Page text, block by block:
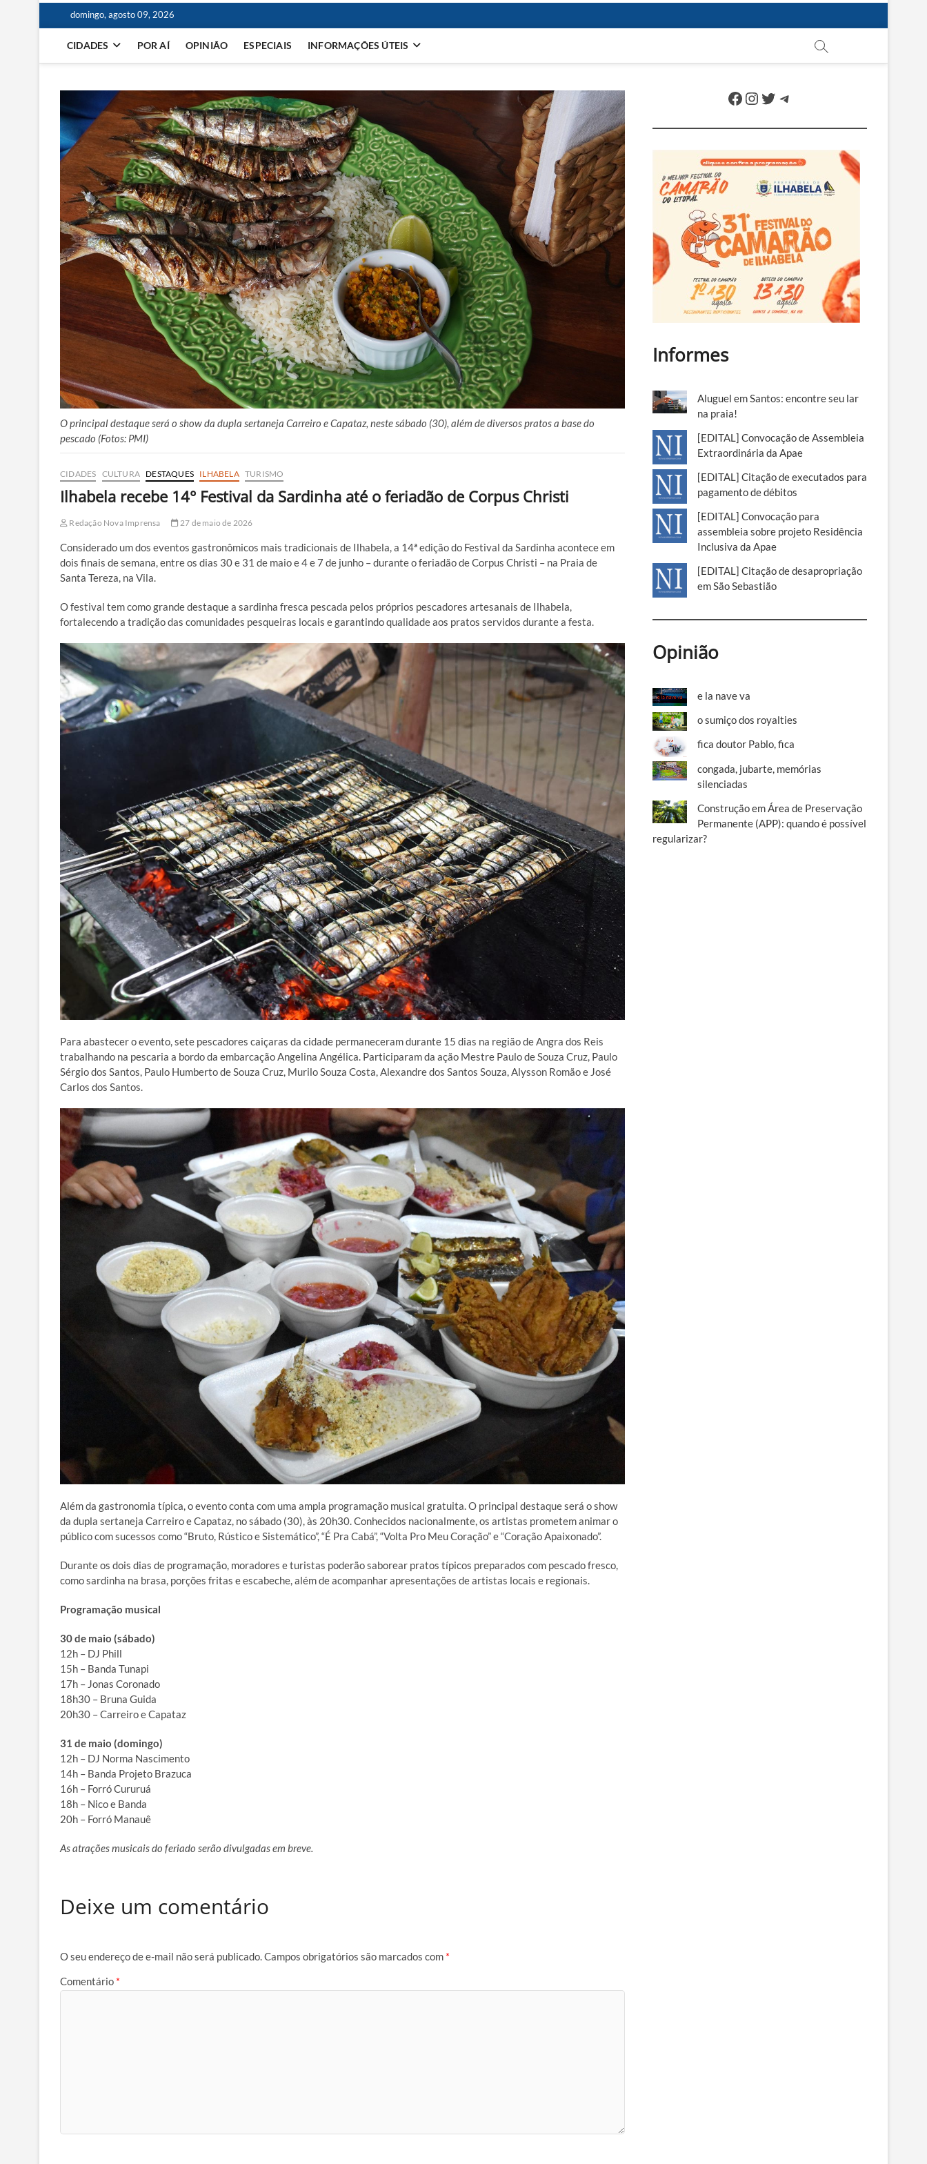
domingo, agosto 09, 2026
CIDADES POR AÍ OPINIÃO ESPECIAIS INFORMAÇÕES ÚTEIS
O principal destaque será o show da dupla sertaneja Carreiro e Capataz, neste sábado (30), além de diversos pratos a base do
pescado (Fotos: PMI)
CIDADES CULTURA DESTAQUES ILHABELA TURISMO
Ilhabela recebe 14° Festival da Sardinha até o feriadão de Corpus Christi
Redação Nova Imprensa 27 de maio de 2026
Considerado um dos eventos gastronômicos mais tradicionais de Ilhabela, a 14ª edição do Festival da Sardinha acontece em
dois finais de semana, entre os dias 30 e 31 de maio e 4 e 7 de junho – durante o feriadão de Corpus Christi – na Praia de
Santa Tereza, na Vila.
O festival tem como grande destaque a sardinha fresca pescada pelos próprios pescadores artesanais de Ilhabela,
fortalecendo a tradição das comunidades pesqueiras locais e garantindo qualidade aos pratos servidos durante a festa.
Para abastecer o evento, sete pescadores caiçaras da cidade permaneceram durante 15 dias na região de Angra dos Reis
trabalhando na pescaria a bordo da embarcação Angelina Angélica. Participaram da ação Mestre Paulo de Souza Cruz, Paulo
Sérgio dos Santos, Paulo Humberto de Souza Cruz, Murilo Souza Costa, Alexandre dos Santos Souza, Alysson Romão e José
Carlos dos Santos.
Além da gastronomia típica, o evento conta com uma ampla programação musical gratuita. O principal destaque será o show
da dupla sertaneja Carreiro e Capataz, no sábado (30), às 20h30. Conhecidos nacionalmente, os artistas prometem animar o
público com sucessos como “Bruto, Rústico e Sistemático”, “É Pra Cabá”, “Volta Pro Meu Coração” e “Coração Apaixonado”.
Durante os dois dias de programação, moradores e turistas poderão saborear pratos típicos preparados com pescado fresco,
como sardinha na brasa, porções fritas e escabeche, além de acompanhar apresentações de artistas locais e regionais.
Programação musical
30 de maio (sábado)
12h – DJ Phill
15h – Banda Tunapi
17h – Jonas Coronado
18h30 – Bruna Guida
20h30 – Carreiro e Capataz
31 de maio (domingo)
12h – DJ Norma Nascimento
14h – Banda Projeto Brazuca
16h – Forró Cururuá
18h – Nico e Banda
20h – Forró Manauê
As atrações musicais do feriado serão divulgadas em breve.
Deixe um comentário
O seu endereço de e-mail não será publicado.Campos obrigatórios são marcados com *
Comentário *
Facebook
Instagram
Twitter
Telegram
Informes
Aluguel em Santos: encontre seu lar
na praia!
[EDITAL] Convocação de Assembleia
Extraordinária da Apae
[EDITAL] Citação de executados para
pagamento de débitos
[EDITAL] Convocação para
assembleia sobre projeto Residência
Inclusiva da Apae
[EDITAL] Citação de desapropriação
em São Sebastião
Opinião
e la nave va
o sumiço dos royalties
fica doutor Pablo, fica
congada, jubarte, memórias
silenciadas
Construção em Área de Preservação
Permanente (APP): quando é possível
regularizar?